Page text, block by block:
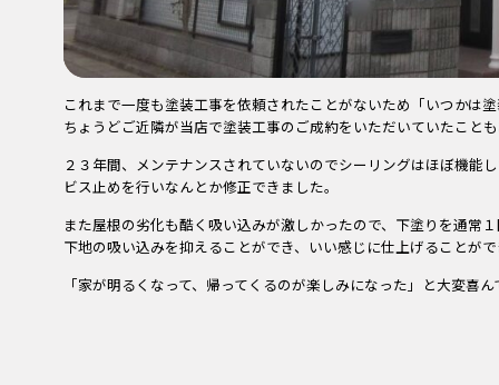
これまで一度も塗装工事を依頼されたことがないため「いつかは
ちょうどご近隣が当店で塗装工事のご成約をいただいていたこと
２３年間、メンテナンスされていないのでシーリングはほぼ機能
ビス止めを行いなんとか修正できました。
また屋根の劣化も酷く吸い込みが激しかったので、下塗りを通常
下地の吸い込みを抑えることができ、いい感じに仕上げることがで
「家が明るくなって、帰ってくるのが楽しみになった」と大変喜ん